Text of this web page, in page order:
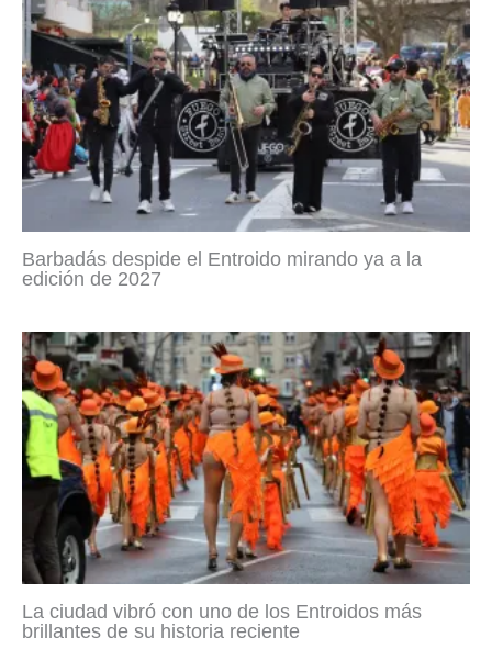
Barbadás despide el Entroido mirando ya a la
edición de 2027
La ciudad vibró con uno de los Entroidos más
brillantes de su historia reciente